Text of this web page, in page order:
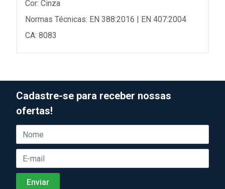
Cor: Cinza
Normas Técnicas: EN 388:2016 | EN 407:2004
CA: 8083
Cadastre-se para receber nossas
ofertas!